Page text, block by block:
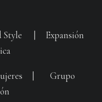
Style
Expansión
Grupo